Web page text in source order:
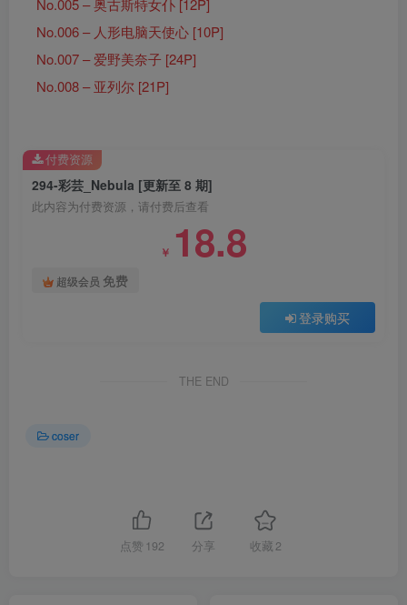
No.005 – 奥古斯特女仆 [12P]
No.006 – 人形电脑天使心 [10P]
No.007 – 爱野美奈子 [24P]
No.008 – 亚列尔 [21P]
294-彩芸_Nebula [更新至 8 期]
此内容为付费资源，请付费后查看
￥ 18.8
超级会员 免费
登录购买
付费资源
THE END
coser
点赞 192 分享 收藏 2